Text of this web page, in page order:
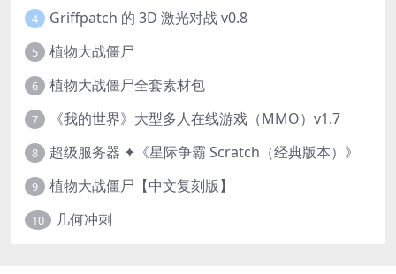
4 Griffpatch 的 3D 激光对战 v0.8
5 植物大战僵尸
6 植物大战僵尸全套素材包
7 《我的世界》大型多人在线游戏（MMO）v1.7
8 超级服务器 ✦《星际争霸 Scratch（经典版本）》
9 植物大战僵尸【中文复刻版】
10 几何冲刺